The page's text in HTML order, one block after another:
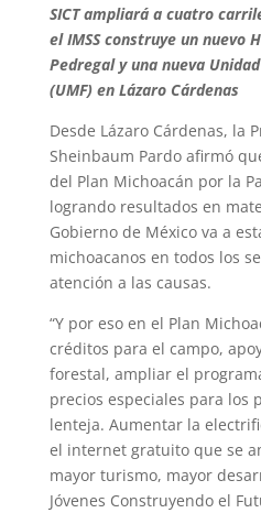
SICT ampliará a cuatro
el IMSS construye un nuevo
Pedregal y una nueva
(UMF) en Lázaro Cárdenas
Desde Lázaro Cárdenas, la
Sheinbaum Pardo afirmó
del Plan Michoacán por la
logrando resultados en
Gobierno de México va a
michoacanos en todos los
atención a las causas.
“Y por eso en el Plan
créditos para el campo,
forestal, ampliar el
precios especiales para los
lenteja. Aumentar la
el internet gratuito que se
mayor turismo, mayor
Jóvenes Construyendo el